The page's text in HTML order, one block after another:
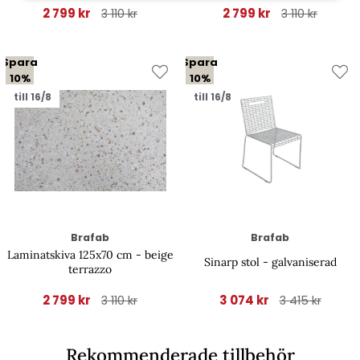
2 799 kr 3 110 kr 2 799 kr 3 110 kr
Spara
10%
till 16/8
Brafab
Laminatskiva 125x70 cm - beige
terrazzo
2 799 kr 3 110 kr
Spara
10%
till 16/8
Brafab
Sinarp stol - galvaniserad
3 074 kr 3 415 kr
Rekommenderade tillbehör